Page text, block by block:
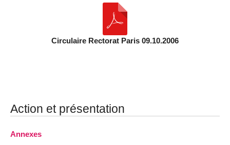
Circulaire Rectorat Paris 09.10.2006
Action et présentation
Annexes